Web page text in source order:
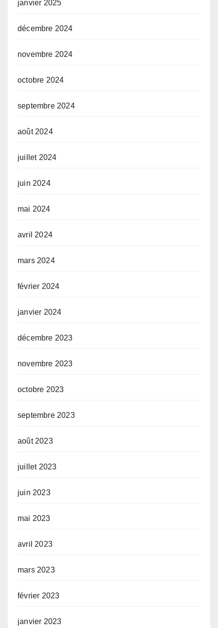
janvier 2025
décembre 2024
novembre 2024
octobre 2024
septembre 2024
août 2024
juillet 2024
juin 2024
mai 2024
avril 2024
mars 2024
février 2024
janvier 2024
décembre 2023
novembre 2023
octobre 2023
septembre 2023
août 2023
juillet 2023
juin 2023
mai 2023
avril 2023
mars 2023
février 2023
janvier 2023